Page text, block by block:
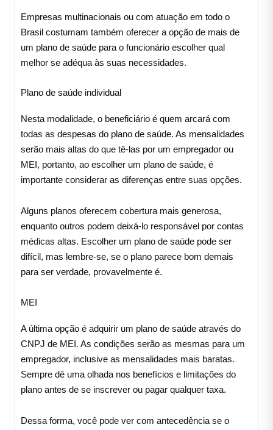
Empresas multinacionais ou com atuação em todo o
Brasil costumam também oferecer a opção de mais de
um plano de saúde para o funcionário escolher qual
melhor se adéqua às suas necessidades.
Plano de saúde individual
Nesta modalidade, o beneficiário é quem arcará com
todas as despesas do plano de saúde. As mensalidades
serão mais altas do que tê-las por um empregador ou
MEI, portanto, ao escolher um plano de saúde, é
importante considerar as diferenças entre suas opções.
Alguns planos oferecem cobertura mais generosa,
enquanto outros podem deixá-lo responsável por contas
médicas altas. Escolher um plano de saúde pode ser
difícil, mas lembre-se, se o plano parece bom demais
para ser verdade, provavelmente é.
MEI
A última opção é adquirir um plano de saúde através do
CNPJ de MEI. As condições serão as mesmas para um
empregador, inclusive as mensalidades mais baratas.
Sempre dê uma olhada nos benefícios e limitações do
plano antes de se inscrever ou pagar qualquer taxa.
Dessa forma, você pode ver com antecedência se o